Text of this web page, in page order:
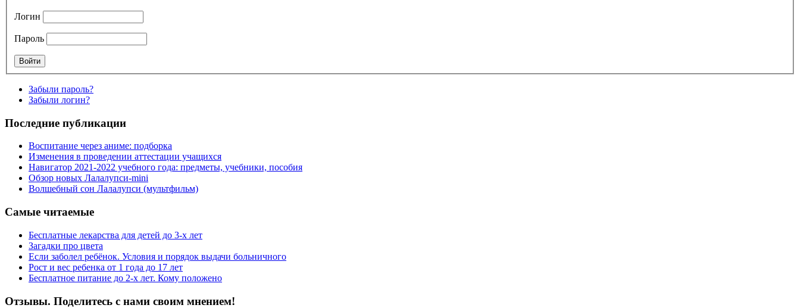
Логин
Пароль
Забыли пароль?
Забыли логин?
Последние публикации
Воспитание через аниме: подборка
Изменения в проведении аттестации учащихся
Навигатор 2021-2022 учебного года: предметы, учебники, пособия
Обзор новых Лалалупси-mini
Волшебный сон Лалалупси (мультфильм)
Самые читаемые
Бесплатные лекарства для детей до 3-х лет
Загадки про цвета
Если заболел ребёнок. Условия и порядок выдачи больничного
Рост и вес ребенка от 1 года до 17 лет
Бесплатное питание до 2-х лет. Кому положено
Отзывы. Поделитесь с нами своим мнением!